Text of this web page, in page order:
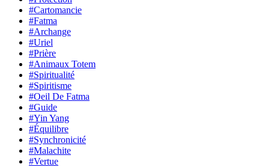
#Cartomancie
#Fatma
#Archange
#Uriel
#Prière
#Animaux Totem
#Spiritualité
#Spiritisme
#Oeil De Fatma
#Guide
#Yin Yang
#Équilibre
#Synchronicité
#Malachite
#Vertue